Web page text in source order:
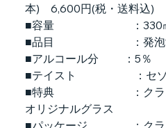
本)　6,600円(税・送料込)
■容量　　　　　　　：330
■品目　　　　　　　：発
■アルコール分　　 ：5％
■テイスト　　　　　 ：セ
■特典　　　　　　　：ク
オリジナルグラス
■パッケージ　　　　：ク